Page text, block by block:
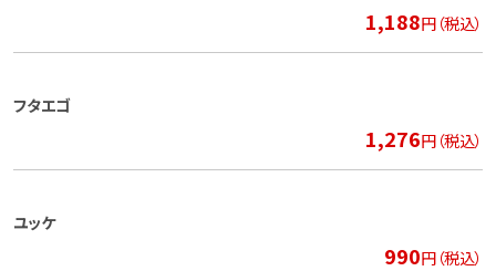
1,188円（税込）
フタエゴ
1,276円（税込）
ユッケ
990円（税込）